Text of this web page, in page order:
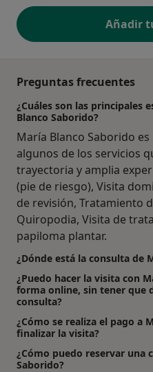
Añadir
Preguntas frecuentes
¿Cuáles son las principales
Blanco Saborido?
María Blanco Saborido
algunos de los servicios
trayectoria y amplia
(pie de riesgo), Visita
de revisión, Tratamiento
Quiropodia, Visita de
papiloma plantar.
¿Dónde está la consulta de
¿Puedo hacer la visita con
forma online, sin tener que
consulta?
¿Cómo se realiza el pago a
finalizar la visita?
¿Cómo puedo reservar una
Saborido?